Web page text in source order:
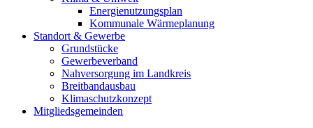
Energienutzungsplan
Kommunale Wärmeplanung
Standort & Gewerbe
Grundstücke
Gewerbeverband
Nahversorgung im Landkreis
Breitbandausbau
Klimaschutzkonzept
Mitgliedsgemeinden